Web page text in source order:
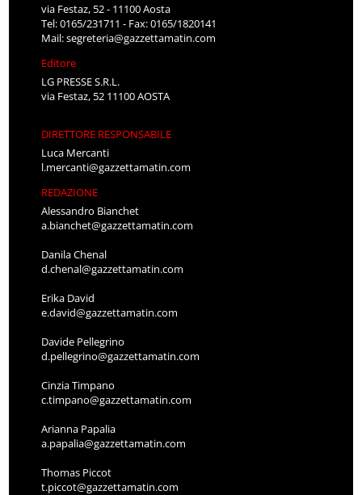
via Festaz, 52 - 11100 Aosta
Tel: 0165/231711 - Fax: 0165/1820141
Mail:segreteria@gazzettamatin.com
Editore
LG PRESSE S.R.L.
via Festaz, 52 11100 AOSTA
DIRETTORE RESPONSABILE
Luca Mercanti
l.mercanti@gazzettamatin.com
REDAZIONE
Alessandro Bianchet
a.bianchet@gazzettamatin.com
Danila Chenal
d.chenal@gazzettamatin.com
Erika David
e.david@gazzettamatin.com
Davide Pellegrino
d.pellegrino@gazzettamatin.com
Cinzia Timpano
c.timpano@gazzettamatin.com
Arianna Papalia
a.papalia@gazzettamatin.com
Thomas Piccot
t.piccot@gazzettamatin.com